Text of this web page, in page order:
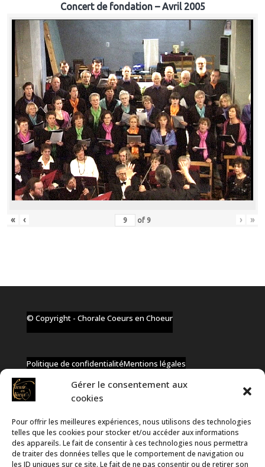
Gérer le consentement aux
cookies
Pour offrir les meilleures expériences, nous utilisons des technologies
telles que les cookies pour stocker et/ou accéder aux informations
des appareils. Le fait de consentir à ces technologies nous permettra
de traiter des données telles que le comportement de navigation ou
les ID uniques sur ce site. Le fait de ne pas consentir ou de retirer son
Concert de fondation – Avril 2005
« ‹ of 9 › »
© Copyright - Chorale Coeurs en Choeur
Politique de confidentialitéMentions légales
✆ +32 477 91 58 46
✉ infos@coeurs-en-choeur.be